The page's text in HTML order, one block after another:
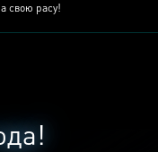
свою расу!